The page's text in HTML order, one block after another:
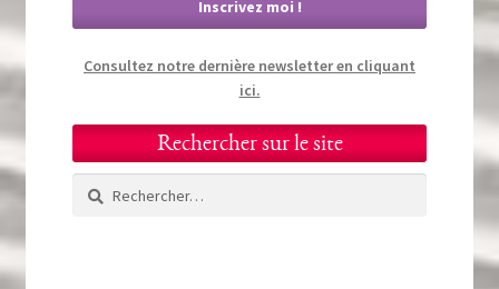
Consultez notre dernière newsletter en cliquant
ici.
Rechercher sur le site
Rechercher :